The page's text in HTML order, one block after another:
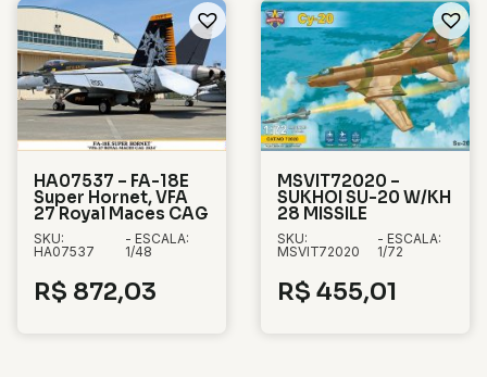
HA07537 – FA-18E
Super Hornet, VFA
27 Royal Maces CAG
SKU:
HA07537
- ESCALA:
1/48
R$ 872,03
MSVIT72020 –
SUKHOI SU-20 W/KH
28 MISSILE
SKU:
MSVIT72020
- ESCALA:
1/72
R$ 455,01